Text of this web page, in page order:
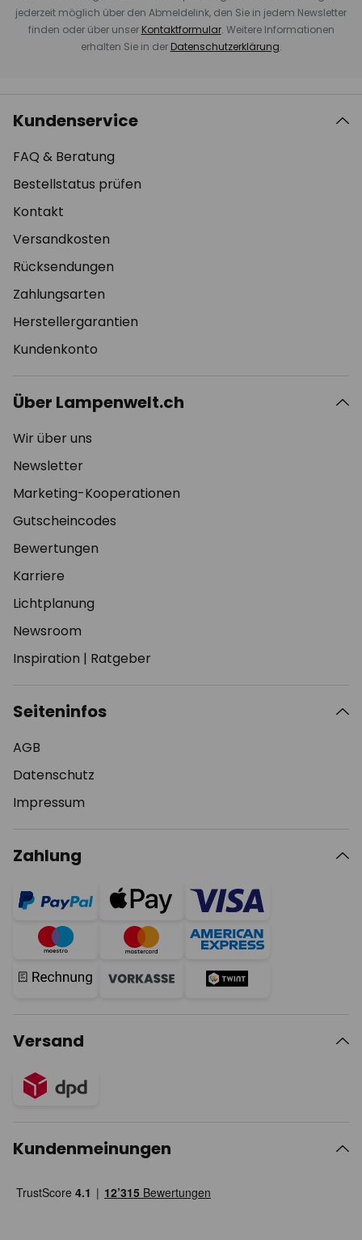
jederzeit möglich über den Abmeldelink, den Sie in jedem Newsletter
finden oder über unser Kontaktformular. Weitere Informationen
erhalten Sie in der Datenschutzerklärung.
Kundenservice
FAQ & Beratung
Bestellstatus prüfen
Kontakt
Versandkosten
Rücksendungen
Zahlungsarten
Herstellergarantien
Kundenkonto
Über Lampenwelt.ch
Wir über uns
Newsletter
Marketing-Kooperationen
Gutscheincodes
Bewertungen
Karriere
Lichtplanung
Newsroom
Inspiration | Ratgeber
Seiteninfos
AGB
Datenschutz
Impressum
Zahlung
Versand
Kundenmeinungen